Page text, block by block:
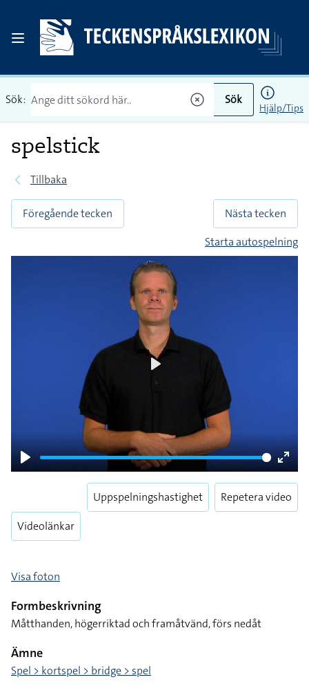
Sök: Sök
Hjälp/Tips
spelstick
Tillbaka
Föregående tecken
Nästa tecken
Starta autospelning
Play
Enter
Play
Videolänkar
Uppspelningshastighet Repetera video
Visa foton
Formbeskrivning
Måtthanden, högerriktad och framåtvänd, förs nedåt
Ämne
Spel > kortspel > bridge > spel